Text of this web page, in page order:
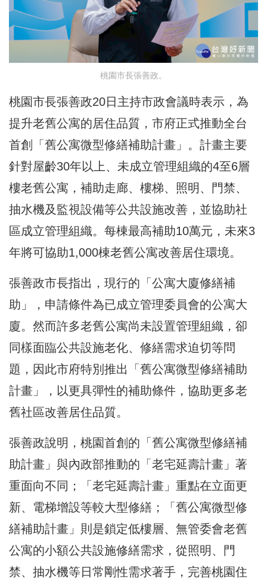
桃園市長張善政。
桃園市長張善政20日主持市政會議時表示，為
提升老舊公寓的居住品質，市府正式推動全台
首創「舊公寓微型修繕補助計畫」。計畫主要
針對屋齡30年以上、未成立管理組織的4至6層
樓老舊公寓，補助走廊、樓梯、照明、門禁、
抽水機及監視設備等公共設施改善，並協助社
區成立管理組織。每棟最高補助10萬元，未來3
年將可協助1,000棟老舊公寓改善居住環境。
張善政市長指出，現行的「公寓大廈修繕補
助」，申請條件為已成立管理委員會的公寓大
廈。然而許多老舊公寓尚未設置管理組織，卻
同樣面臨公共設施老化、修繕需求迫切等問
題，因此市府特別推出「舊公寓微型修繕補助
計畫」，以更具彈性的補助條件，協助更多老
舊社區改善居住品質。
張善政說明，桃園首創的「舊公寓微型修繕補
助計畫」與內政部推動的「老宅延壽計畫」著
重面向不同；「老宅延壽計畫」重點在立面更
新、電梯增設等較大型修繕；「舊公寓微型修
繕補助計畫」則是鎖定低樓層、無管委會老舊
公寓的小額公共設施修繕需求，從照明、門
禁、抽水機等日常剛性需求著手，完善桃園住